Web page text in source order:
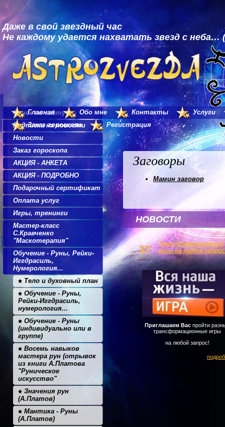
Даже в свой звездный час
Не каждому удается нахватать звезд с неба…
Главная Обо мне Контакты
Услуги
Заказ гороскопа
Регистрация
Поиск по сайту
Подписка на новости
Новости
Заказ гороскопа
АКЦИЯ - АНКЕТА
АКЦИЯ - ПОДРОБНО
Подарочный сертификат
Оплата услуг
Игры, тренинги
Мастер-класс
С.Кравченко
"Маскотерапия"
Обучение - Руны, Рейки-
Иггдрасиль,
Нумерология...
Тело и духовный план
Обучение - Руны,
Рейки-Иггдрасиль,
нумерология...
Обучение - Руны
(индивидуально или в
группе)
Восемь навыков
мастера рун (отрывок
из книги А.Платова
"Руническое
искусство"
Значения рун
(А.Платов)
Мантика - Руны
(А.Платов)
Заговоры
Мамин заговор
НОВОСТИ
17
02.16
Трансформационные
игры на любой
Приглашаем Вас пройти
трансформационные игры
на любой запрос!